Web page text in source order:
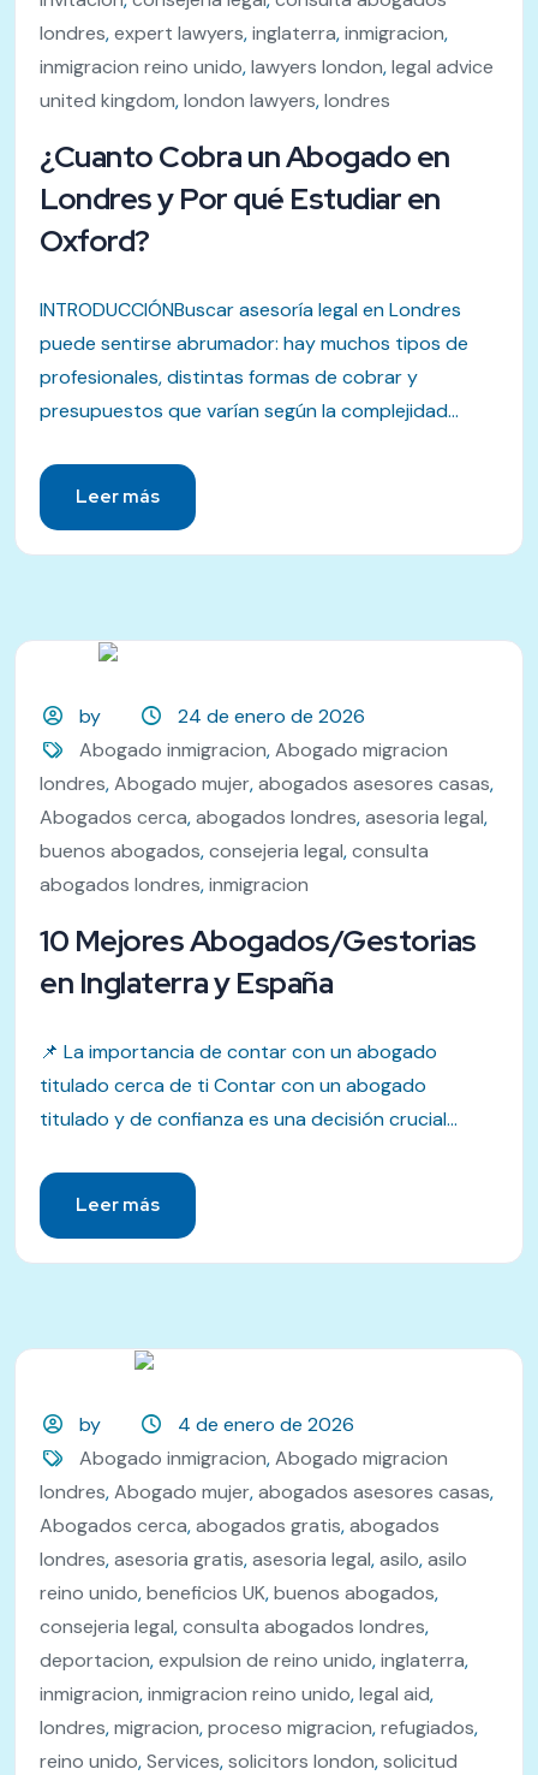
londres,expert lawyers,inglaterra,inmigracion,
inmigracion reino unido,lawyers london,legal advice
united kingdom,london lawyers,londres
¿Cuanto Cobra un Abogado en
Londres y Por qué Estudiar en
Oxford?
INTRODUCCIÓNBuscar asesoría legal en Londres
puede sentirse abrumador: hay muchos tipos de
profesionales, distintas formas de cobrar y
presupuestos que varían según la complejidad...
Leer más
by
24 de enero de 2026
Abogado inmigracion,Abogado migracion
londres,Abogado mujer,abogados asesores casas,
Abogados cerca,abogados londres,asesoria legal,
buenos abogados,consejeria legal,consulta
abogados londres,inmigracion
10 Mejores Abogados/Gestorias
en Inglaterra y España
📌 La importancia de contar con un abogado
titulado cerca de ti Contar con un abogado
titulado y de confianza es una decisión crucial...
Leer más
by
4 de enero de 2026
Abogado inmigracion,Abogado migracion
londres,Abogado mujer,abogados asesores casas,
Abogados cerca,abogados gratis,abogados
londres,asesoria gratis,asesoria legal,asilo,asilo
reino unido,beneficios UK,buenos abogados,
consejeria legal,consulta abogados londres,
deportacion,expulsion de reino unido,inglaterra,
inmigracion,inmigracion reino unido,legal aid,
londres,migracion,proceso migracion,refugiados,
reino unido,Services,solicitors london,solicitud